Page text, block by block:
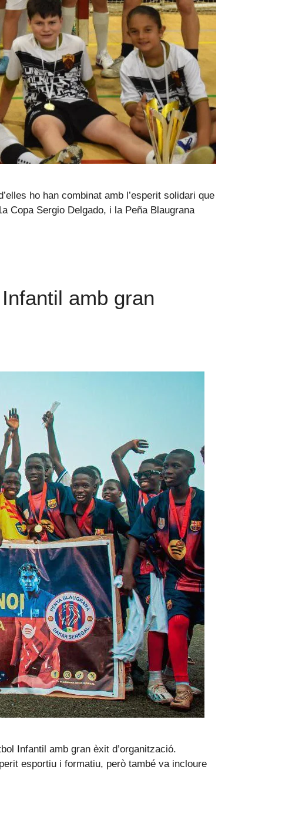
ho han combinat amb l’esperit solidari que
Copa Sergio Delgado, i la Peña Blaugrana
amb gran
Infantil amb gran èxit d’organització.
esportiu i formatiu, però també va incloure